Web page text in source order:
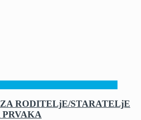
RODITELjE/STARATELjE